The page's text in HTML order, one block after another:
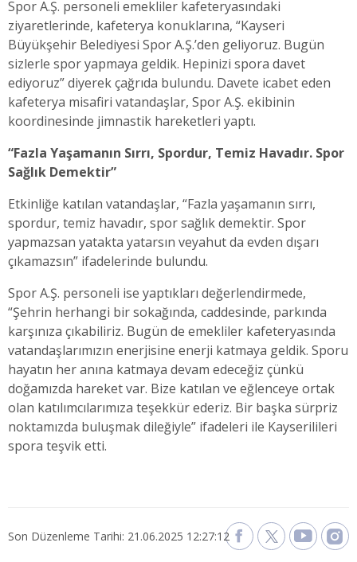
Spor A.Ş. personeli emekliler kafeteryasındaki
ziyaretlerinde, kafeterya konuklarına, “Kayseri
Büyükşehir Belediyesi Spor A.Ş.’den geliyoruz. Bugün
sizlerle spor yapmaya geldik. Hepinizi spora davet
ediyoruz” diyerek çağrıda bulundu. Davete icabet eden
kafeterya misafiri vatandaşlar, Spor A.Ş. ekibinin
koordinesinde jimnastik hareketleri yaptı.
“Fazla Yaşamanın Sırrı, Spordur, Temiz Havadır. Spor
Sağlık Demektir”
Etkinliğe katılan vatandaşlar, “Fazla yaşamanın sırrı,
spordur, temiz havadır, spor sağlık demektir. Spor
yapmazsan yatakta yatarsın veyahut da evden dışarı
çıkamazsın” ifadelerinde bulundu.
Spor A.Ş. personeli ise yaptıkları değerlendirmede,
“Şehrin herhangi bir sokağında, caddesinde, parkında
karşınıza çıkabiliriz. Bugün de emekliler kafeteryasında
vatandaşlarımızın enerjisine enerji katmaya geldik. Sporu
hayatın her anına katmaya devam edeceğiz çünkü
doğamızda hareket var. Bize katılan ve eğlenceye ortak
olan katılımcılarımıza teşekkür ederiz. Bir başka sürpriz
noktamızda buluşmak dileğiyle” ifadeleri ile Kayserilileri
spora teşvik etti.
Son Düzenleme Tarihi: 21.06.2025 12:27:12